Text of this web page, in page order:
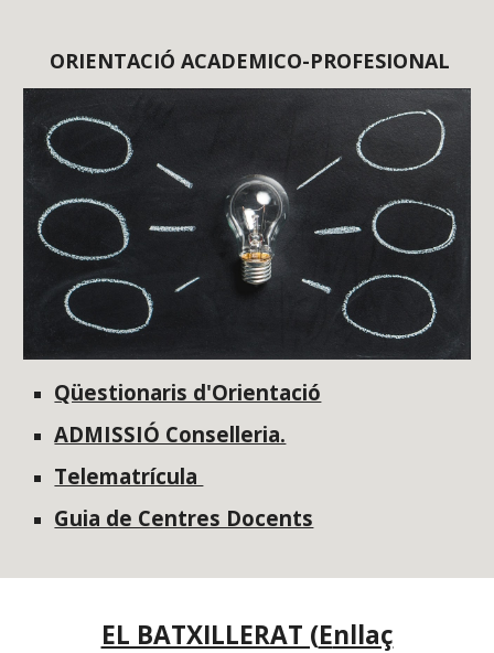
ORIENTACIÓ ACADEMICO-PROFESIONAL
Qüestionaris d'Orientació
ADMISSIÓ Conselleria.
Telematrícula
Guia de Centres Docents
EL BATXILLERAT (Enllaç